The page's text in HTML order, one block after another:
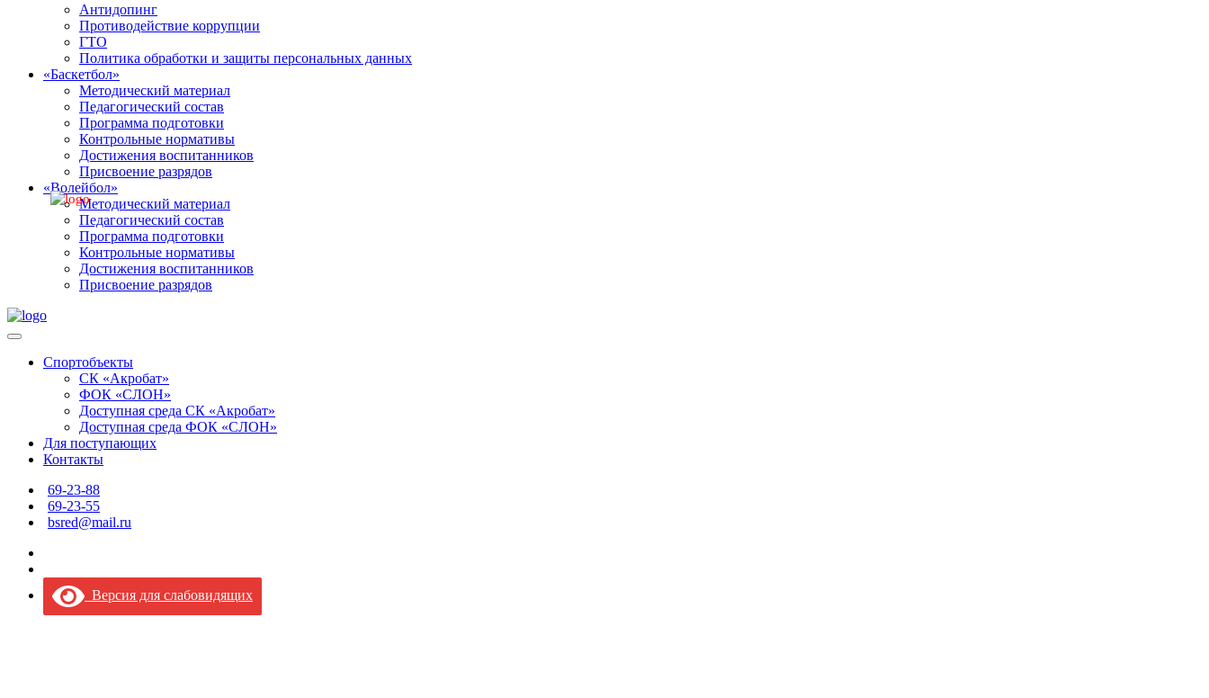
Антидопинг
Противодействие коррупции
ГТО
Политика обработки и защиты персональных данных
«Баскетбол»
Методический материал
Педагогический состав
Программа подготовки
Контрольные нормативы
Достижения воспитанников
Присвоение разрядов
«Волейбол»
Методический материал
Педагогический состав
Программа подготовки
Контрольные нормативы
Достижения воспитанников
Присвоение разрядов
Спортобъекты
СК «Акробат»
ФОК «СЛОН»
Доступная среда СК «Акробат»
Доступная среда ФОК «СЛОН»
Для поступающих
Контакты
69-23-88
69-23-55
bsred@mail.ru
Версия для слабовидящих